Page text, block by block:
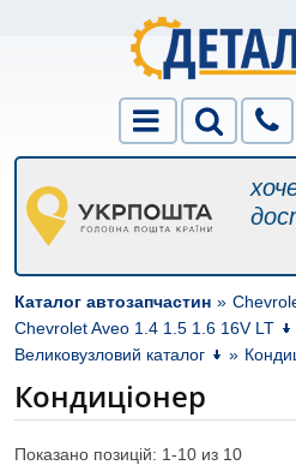
Каталог автозапчастин »
Chevrolet Aveo 1.4 1.5 1.6 16V LT
Великовузловий каталог
»
Кондиціонер
Показано позицій: 1-10 из 10